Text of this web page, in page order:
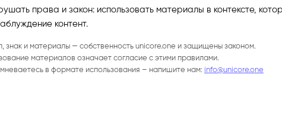
права и закон: использовать материалы в контексте,
контент.
знак и материалы — собственность unicore.one и защищены законом.
материалов означает согласие с этими правилами.
в формате использования – напишите нам: info@unicore.one